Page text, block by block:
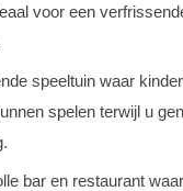
voor een
speeltuin waar
spelen terwijl u
bar en restaurant